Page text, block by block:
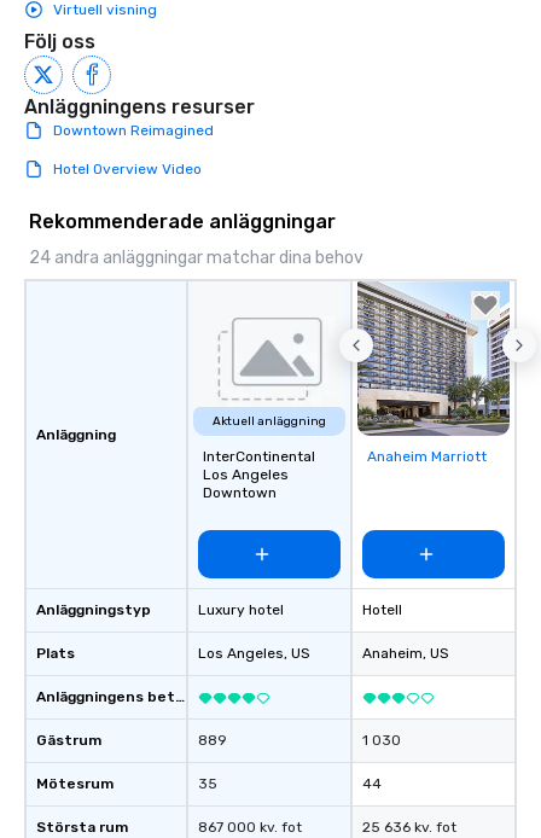
Virtuell visning
Följ oss
Anläggningens resurser
Downtown Reimagined
Hotel Overview Video
Rekommenderade anläggningar
24 andra anläggningar matchar dina behov
Anläggning
Anläggningstyp
Plats
Anläggningens betyg
Gästrum
Mötesrum
Största rum
Aktuell anläggning
InterContinental
Los Angeles
Downtown
Luxury hotel
Los Angeles, US
889
35
867 000 kv. fot
Removed from
Anaheim Marriott
Hotell
Anaheim, US
1 030
44
25 636 kv. fot